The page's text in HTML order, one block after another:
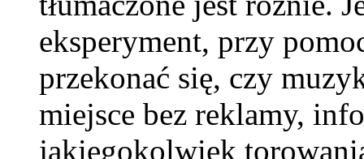
eksperyment, przy
przekonać się, czy
miejsce bez reklamy,
jakiegokolwiek